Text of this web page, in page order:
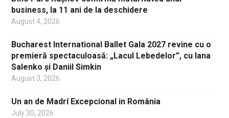
business, la 11 ani de la deschidere
August 4, 2026
Bucharest International Ballet Gala 2027 revine cu o
premieră spectaculoasă: „Lacul Lebedelor”, cu Iana
Salenko și Daniil Simkin
August 3, 2026
Un an de Madrí Excepcional in România
July 30, 2026